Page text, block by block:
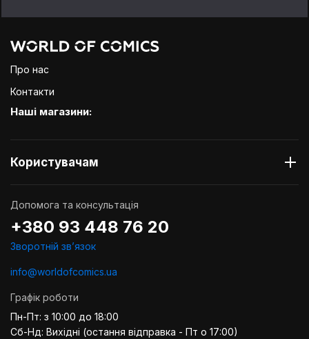
Про нас
Контакти
Наші магазини:
Користувачам
Допомога та консультація
+380 93 448 76 20
Зворотній звʼязок
info@worldofcomics.ua
Графік роботи
Пн-Пт: з 10:00 до 18:00
Сб-Нд: Вихідні (остання відправка - Пт о 17:00)